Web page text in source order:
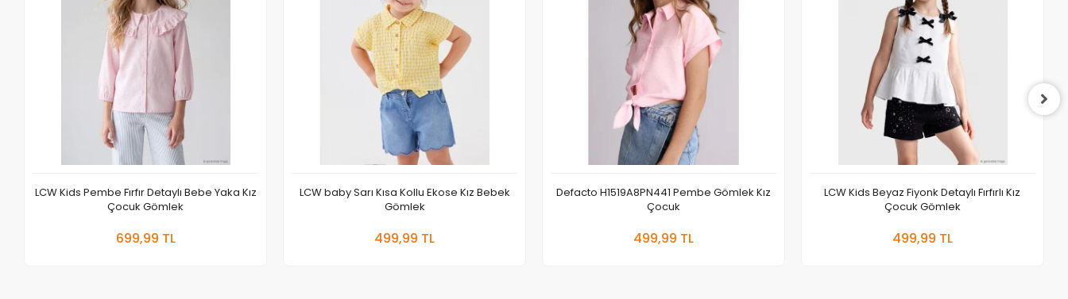
LCW Kids Pembe Fırfır Detaylı Bebe Yaka Kız
Çocuk Gömlek
699,99 TL
LCW baby Sarı Kısa Kollu Ekose Kız Bebek
Gömlek
499,99 TL
Defacto H1519A8PN441 Pembe Gömlek Kız
Çocuk
499,99 TL
LCW Kids Beyaz Fiyonk Detaylı Fırfırlı Kız
Çocuk Gömlek
499,99 TL